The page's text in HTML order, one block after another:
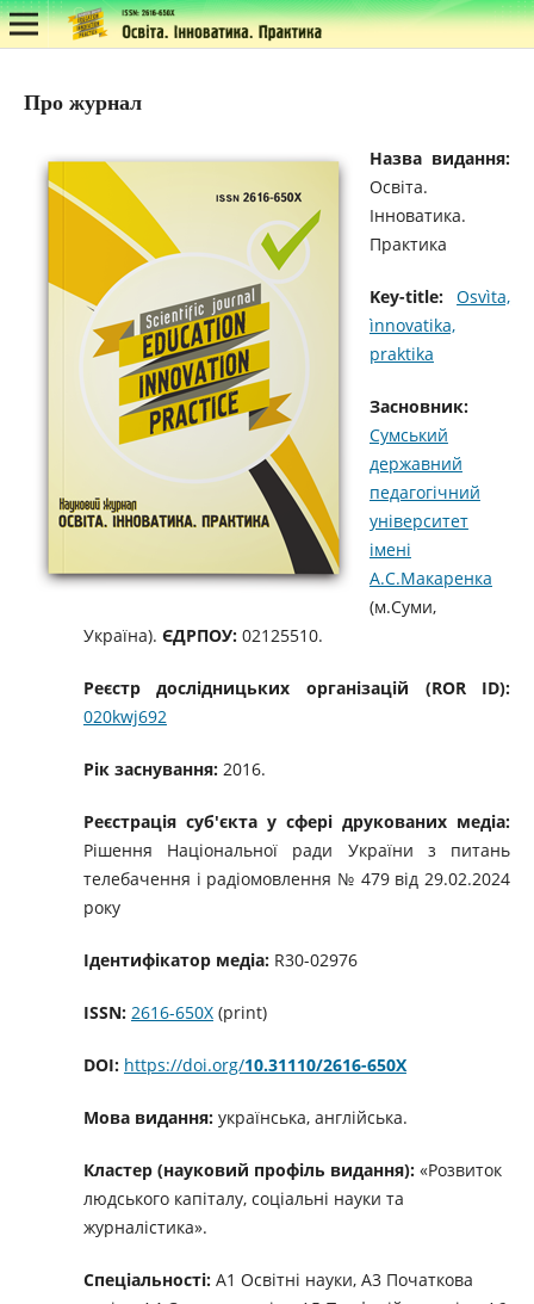
Про журнал
Назва видання:
Освіта.
Інноватика.
Практика
Key-title:Osvìta,
ìnnovatika,
praktika
Засновник:
Сумський
державний
педагогічний
університет
імені
А.С.Макаренка
(м.Суми,
Україна). ЄДРПОУ:02125510.
Реєстр дослідницьких організацій (ROR ID):
020kwj692
Рік заснування: 2016.
Реєстрація суб'єкта у сфері друкованих медіа:
Рішення Національної ради України з питань
телебачення і радіомовлення № 479 від 29.02.2024
року
Ідентифікатор медіа: R30-02976
ISSN: 2616-650X(print)
DOI: https://doi.org/10.31110/2616-650X
Мова видання:українська, англійська.
Кластер (науковий профіль видання):«Розвиток
людського капіталу, соціальні науки та
журналістика».
Спеціальності:А1 Освітні науки, А3 Початкова